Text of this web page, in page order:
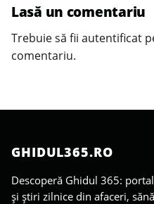
Lasă un comentariu
Trebuie să fii autentificat
comentariu.
GHIDUL365.RO
Descoperă Ghidul 365:
și știri zilnice din afaceri,